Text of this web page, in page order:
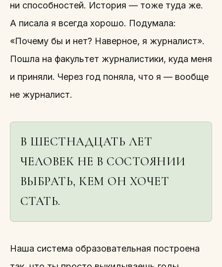
ни способностей. История — тоже туда же.
А писала я всегда хорошо. Подумала:
«Почему бы и нет? Наверное, я журналист».
Пошла на факультет журналистики, куда меня
и приняли. Через год поняла, что я — вообще
не журналист.
В ШЕСТНАДЦАТЬ ЛЕТ
ЧЕЛОВЕК НЕ В СОСТОЯНИИ
ВЫБРАТЬ, КЕМ ОН ХОЧЕТ
СТАТЬ.
Наша система образовательная построена